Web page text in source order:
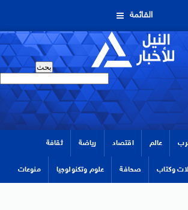
القائمة
عالم اقتصاد رياضة ثقافة
وكتاب صحافة علوم وتكنولوجيا منوعات